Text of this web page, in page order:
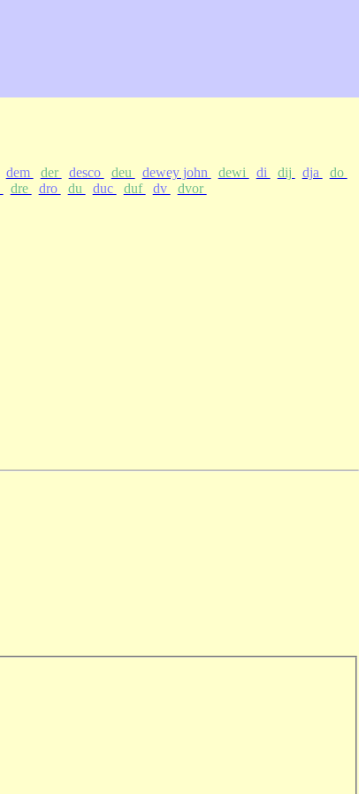
dem der desco deu dewey john dewi di dij dja
do
dre dro du duc duf dv dvor